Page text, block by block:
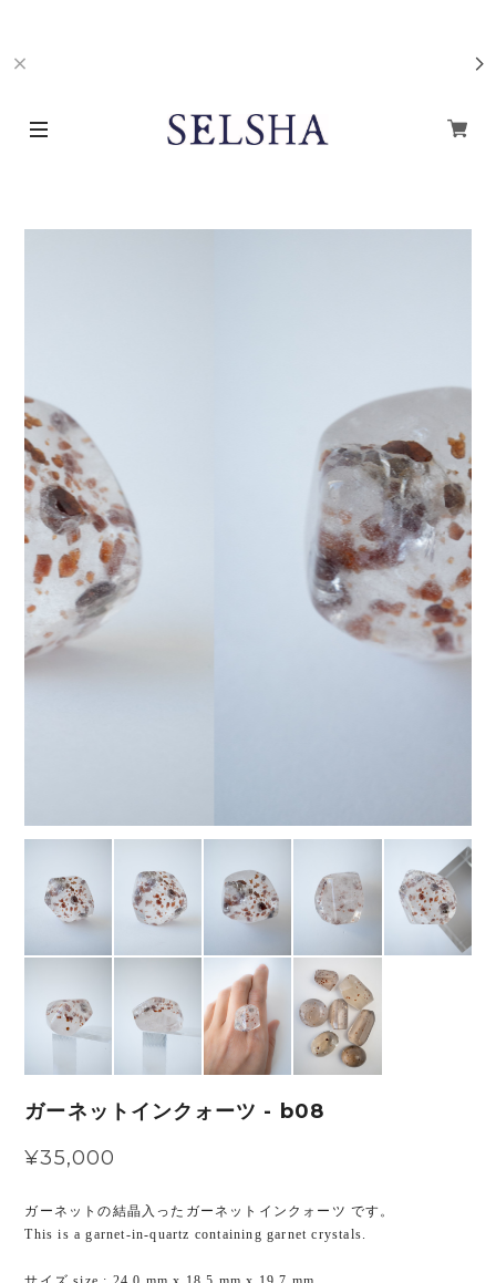
ガーネットインクォーツ - b08
¥35,000
ガーネットの結晶入ったガーネットインクォーツ です。
This is a garnet-in-quartz containing garnet crystals.